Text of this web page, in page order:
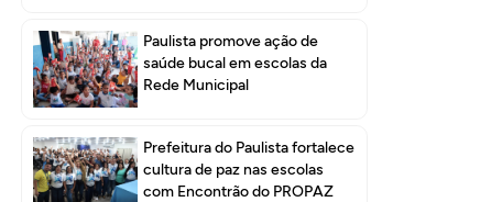
Paulista promove ação de
saúde bucal em escolas da
Rede Municipal
Prefeitura do Paulista fortalece
cultura de paz nas escolas
com Encontrão do PROPAZ